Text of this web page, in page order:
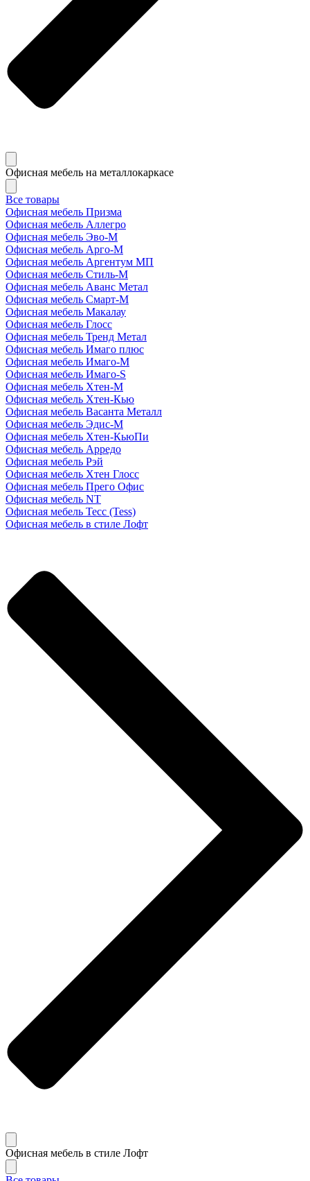
Офисная мебель на металлокаркасе
Все товары
Офисная мебель Призма
Офисная мебель Аллегро
Офисная мебель Эво-M
Офисная мебель Арго-М
Офисная мебель Аргентум МП
Офисная мебель Стиль-М
Офисная мебель Аванс Метал
Офисная мебель Смарт-М
Офисная мебель Макалау
Офисная мебель Глосс
Офисная мебель Тренд Метал
Офисная мебель Имаго плюс
Офисная мебель Имаго-М
Офисная мебель Имаго-S
Офисная мебель Хтен-M
Офисная мебель Хтен-Кью
Офисная мебель Васанта Металл
Офисная мебель Эдис-M
Офисная мебель Хтен-КьюПи
Офисная мебель Арредо
Офисная мебель Рэй
Офисная мебель Хтен Глосс
Офисная мебель Прего Офис
Офисная мебель NT
Офисная мебель Тесс (Tess)
Офисная мебель в стиле Лофт
Офисная мебель в стиле Лофт